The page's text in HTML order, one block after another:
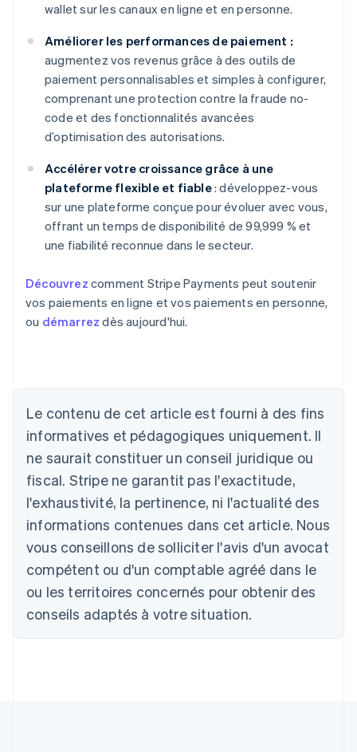
wallet sur les canaux en ligne et en personne.
Améliorer les performances de paiement :
augmentez vos revenus grâce à des outils de
paiement personnalisables et simples à configurer,
comprenant une protection contre la fraude no-
code et des fonctionnalités avancées
d’optimisation des autorisations.
Accélérer votre croissance grâce à une
plateforme flexible et fiable: développez-vous
sur une plateforme conçue pour évoluer avec vous,
offrant un temps de disponibilité de 99,999 % et
une fiabilité reconnue dans le secteur.
Découvrez comment Stripe Payments peut soutenir
vos paiements en ligne et vos paiements en personne,
ou démarrez dès aujourd'hui.
Le contenu de cet article est fourni à des fins
informatives et pédagogiques uniquement. Il
ne saurait constituer un conseil juridique ou
fiscal. Stripe ne garantit pas l'exactitude,
l'exhaustivité, la pertinence, ni l'actualité des
informations contenues dans cet article. Nous
vous conseillons de solliciter l'avis d'un avocat
compétent ou d'un comptable agréé dans le
ou les territoires concernés pour obtenir des
conseils adaptés à votre situation.
DeutschEnglish
English
Autriche
Deutsch English
Belgique
NederlandsFrançaisDeutschEnglish
Brésil
Bulgarie
English
Canada
English Français
Chine continentale